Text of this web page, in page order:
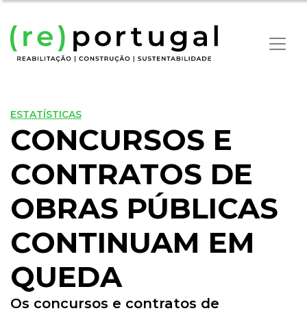
ESTATÍSTICAS
CONCURSOS E
CONTRATOS DE
OBRAS PÚBLICAS
CONTINUAM EM
QUEDA
Os concursos e contratos de